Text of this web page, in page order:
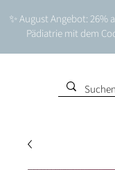
✨ August Angebot: 26%
Pädiatrie mit dem